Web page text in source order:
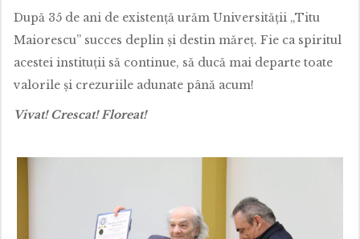
După 35 de ani de existenţă urăm Universităţii „Titu
Maiorescu” succes deplin şi destin măreţ. Fie ca spiritul
acestei instituții să continue, să ducă mai departe toate
valorile și crezuriile adunate până acum!
Vivat! Crescat! Floreat!